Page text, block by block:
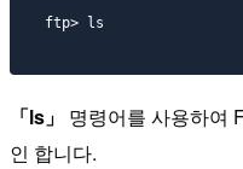
「ls」 명령어를 사용하여
인 합니다.